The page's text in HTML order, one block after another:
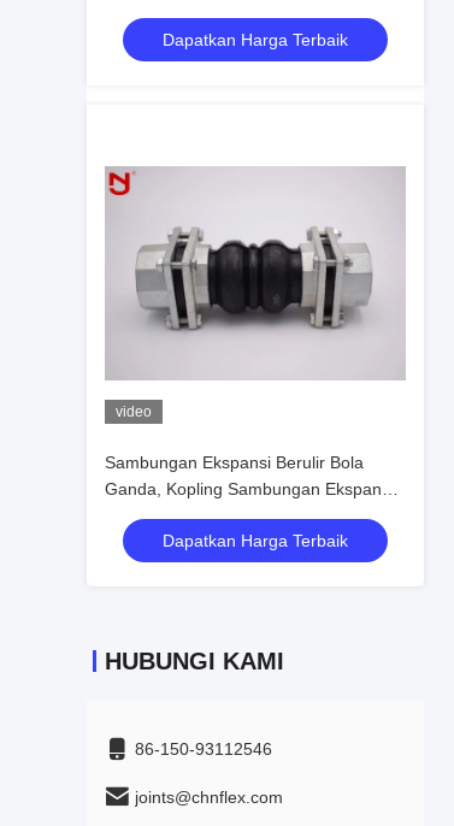
Bersama
Dapatkan Harga Terbaik
video
Sambungan Ekspansi Berulir Bola
Ganda, Kopling Sambungan Ekspansi
Stabil Termal
Dapatkan Harga Terbaik
HUBUNGI KAMI
86-150-93112546
joints@chnflex.com